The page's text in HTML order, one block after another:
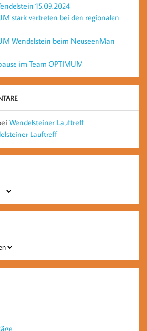
15.09.2024
stark vertreten bei den regionalen
Wendelstein beim NeuseenMan
im Team OPTIMUM
Wendelsteiner Lauftreff
Lauftreff